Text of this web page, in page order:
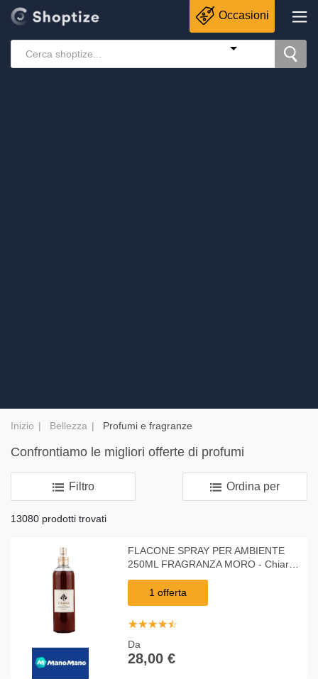
Occasioni
Inizio Bellezza Profumi e fragranze
Confrontiamo le migliori offerte di profumi
Filtro Ordina per
13080 prodotti trovati
FLACONE SPRAY PER AMBIENTE
250ML FRAGRANZA MORO - Chiara
Firenze
1 offerta
☆☆☆☆☆
★★★★★
Da
28,00 €